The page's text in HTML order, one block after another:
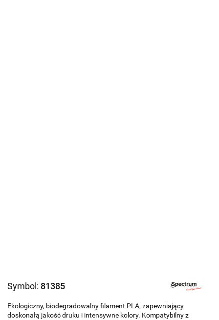
Symbol: 81385
Ekologiczny, biodegradowalny filament PLA, zapewniający
doskonałą jakość druku i intensywne kolory. Kompatybilny z